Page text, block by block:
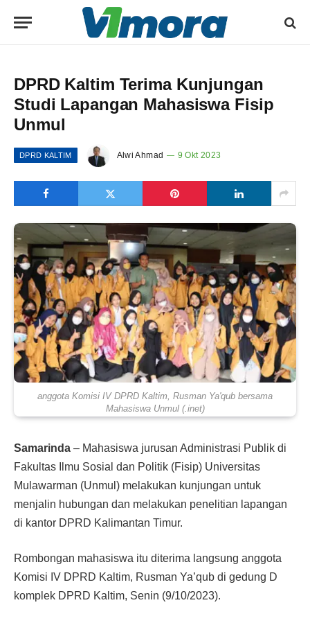
DPRD Kaltim Terima Kunjungan
Studi Lapangan Mahasiswa Fisip
Unmul
DPRD KALTIM Alwi Ahmad 9 Okt 2023
anggota Komisi IV DPRD Kaltim, Rusman Ya'qub bersama
Mahasiswa Unmul (.inet)
Samarinda – Mahasiswa jurusan Administrasi Publik di
Fakultas Ilmu Sosial dan Politik (Fisip) Universitas
Mulawarman (Unmul) melakukan kunjungan untuk
menjalin hubungan dan melakukan penelitian lapangan
di kantor DPRD Kalimantan Timur.
Rombongan mahasiswa itu diterima langsung anggota
Komisi IV DPRD Kaltim, Rusman Ya’qub di gedung D
komplek DPRD Kaltim, Senin (9/10/2023).